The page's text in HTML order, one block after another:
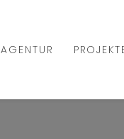
AGENTUR